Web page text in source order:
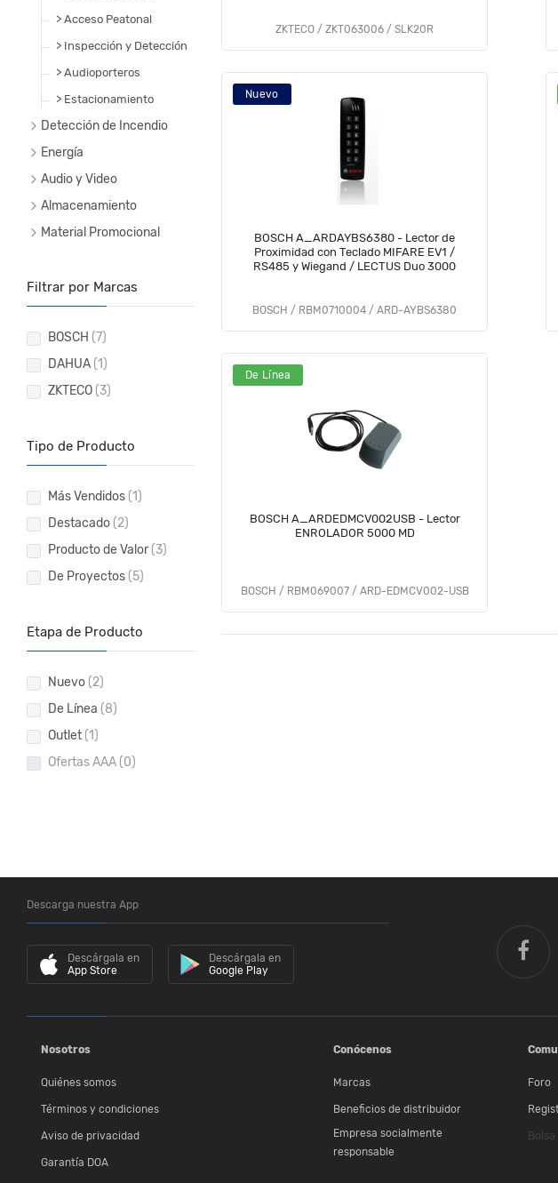
ZKTECO / ZKT063006 / SLK20R
Nuevo
BOSCH A_ARDAYBS6380 - Lector de
Proximidad con Teclado MIFARE EV1 /
RS485 y Wiegand / LECTUS Duo 3000
BOSCH / RBM0710004 / ARD-AYBS6380
De Línea
BOSCH A_ARDEDMCV002USB - Lector
ENROLADOR 5000 MD
BOSCH / RBM069007 / ARD-EDMCV002-USB
> Acceso Peatonal
> Inspección y Detección
> Audioporteros
> Estacionamiento
Detección de Incendio
Energía
Audio y Video
Almacenamiento
Material Promocional
Filtrar por Marcas
BOSCH (7)
DAHUA (1)
ZKTECO (3)
Tipo de Producto
Más Vendidos (1)
Destacado (2)
Producto de Valor (3)
De Proyectos (5)
Etapa de Producto
Nuevo (2)
De Línea (8)
Outlet (1)
Ofertas AAA (0)
Descarga nuestra App
Descárgala en
App Store
Descárgala en
Google Play
Nosotros
Quiénes somos
Términos y condiciones
Aviso de privacidad
Garantía DOA
Conócenos
Marcas
Beneficios de distribuidor
Empresa socialmente
responsable
Foro